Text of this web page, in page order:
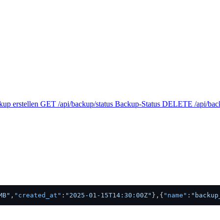
erstellen GET /api/backup/status Backup-Status DELETE /api/
, "created_at" : "2025-01-15T14:30:00Z" } , { "name" :